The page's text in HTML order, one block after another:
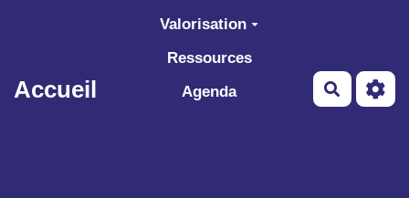
Accueil
Valorisation
Ressources
Agenda